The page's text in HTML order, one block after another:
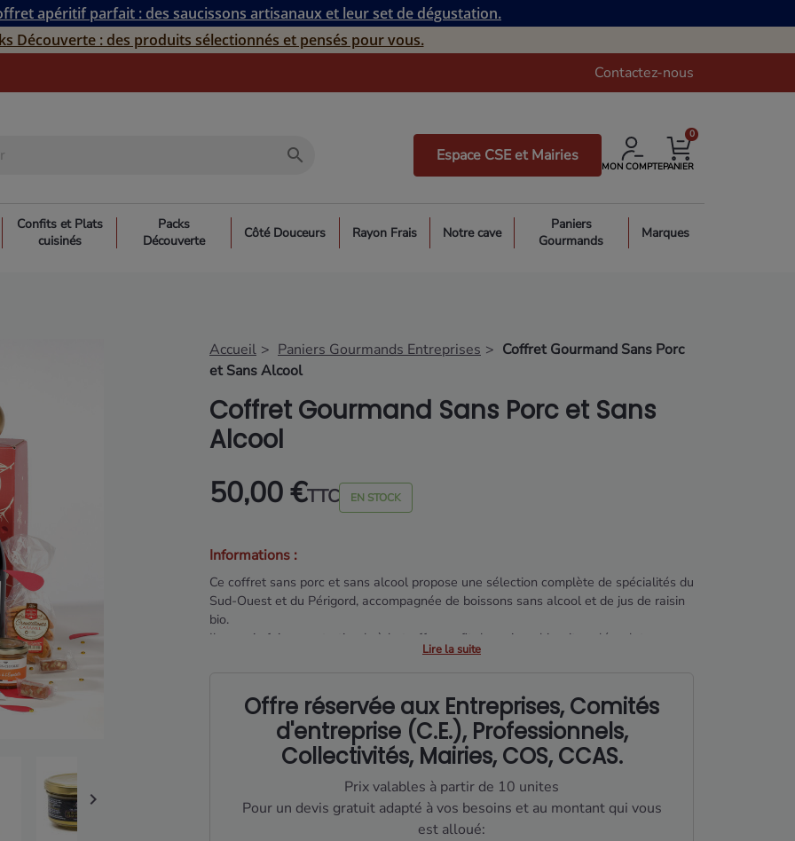
apéritif parfait : des saucissons artisanaux et leur set de dégustation.
Découverte : des produits sélectionnés et pensés pour vous.
Contactez-nous
search Espace CSE et Mairies
MON COMPTEPANIER
0
Confits et Plats
cuisinés
Packs
Découverte
Côté Douceurs Rayon Frais Notre cave
Paniers
Gourmands
Marques

Accueil Paniers Gourmands Entreprises
Coffret Gourmand Sans Porc
et Sans Alcool
Coffret Gourmand Sans Porc et Sans
Alcool
50,00 €TTC EN STOCK
Informations :
Ce coffret sans porc et sans alcool propose une sélection complète de spécialités du
Sud-Ouest et du Périgord, accompagnée de boissons sans alcool et de jus de raisin
bio.
Il associe foie gras, tartinade à la truffe, confit de cerises, biscuits salés, plats
convivial.
Lire la suite
Offre réservée aux Entreprises, Comités
d'entreprise (C.E.), Professionnels,
Collectivités, Mairies, COS, CCAS.
Prix valables à partir de 10 unites
Pour un devis gratuit adapté à vos besoins et au montant qui vous
est alloué: